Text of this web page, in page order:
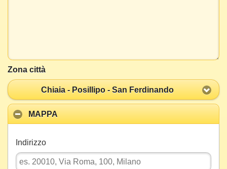
Zona città
Chiaia - Posillipo - San Ferdinando
MAPPA
Indirizzo